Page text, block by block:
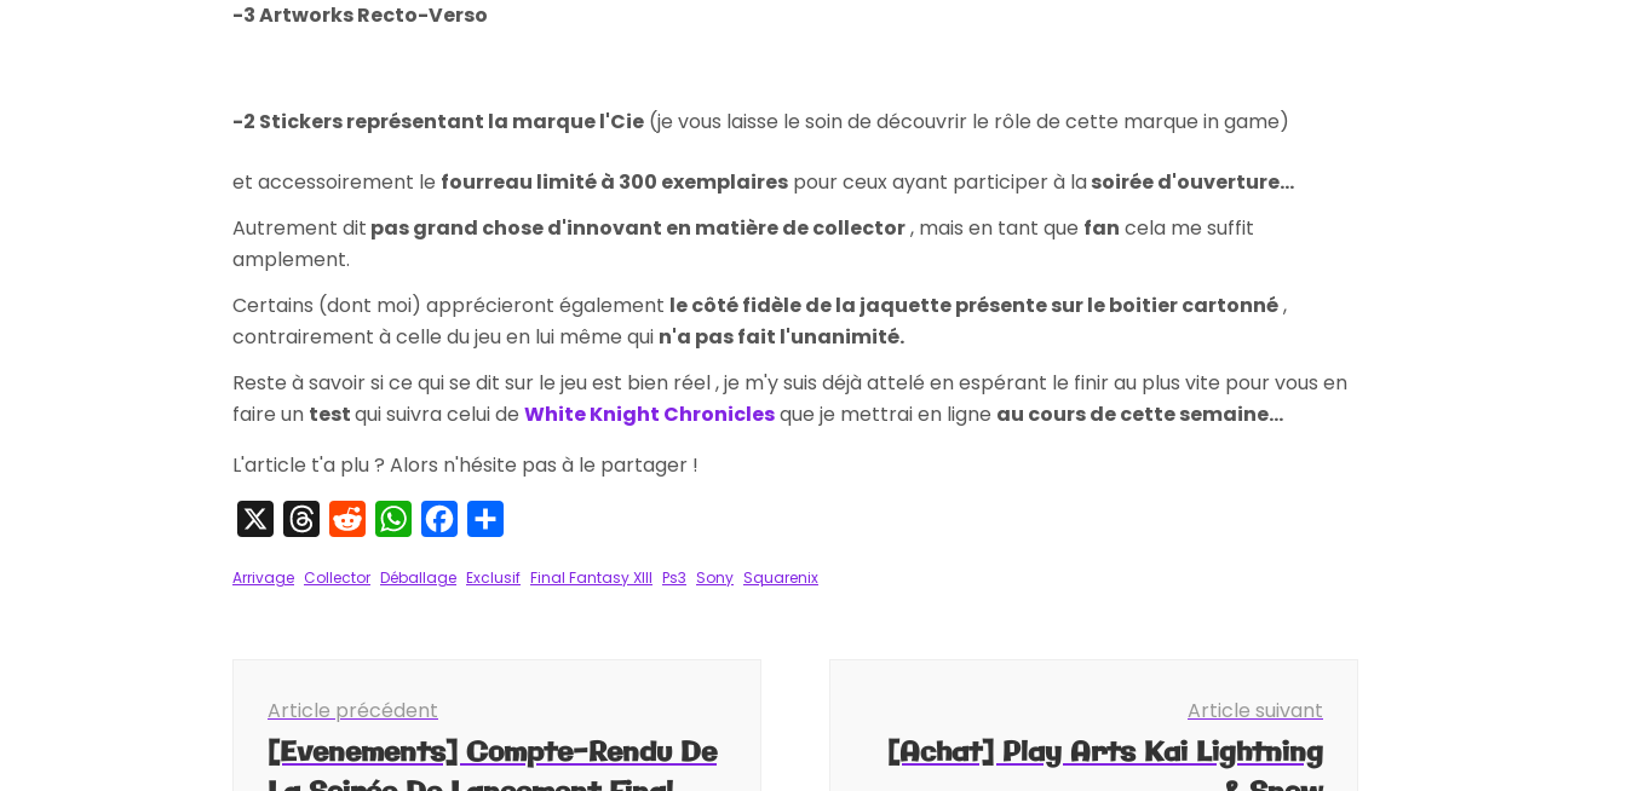
-3 Artworks Recto-Verso
-2 Stickers représentant la marque l'Cie (je vous laisse le soin de découvrir le rôle de cette marque in game)
et accessoirement le fourreau limité à 300 exemplaires pour ceux ayant participer à lasoirée d'ouverture...
Autrement dit pas grand chose d'innovant en matière de collector, mais en tant que fan cela me suffit
amplement.
Certains (dont moi) apprécieront également le côté fidèle de la jaquette présente sur le boitier cartonné,
contrairement à celle du jeu en lui même qui n'a pas fait l'unanimité.
Reste à savoir si ce qui se dit sur le jeu est bien réel , je m'y suis déjà attelé en espérant le finir au plus vite pour vous en
faire un testqui suivra celui de White Knight Chroniclesque je mettrai en ligne au cours de cette semaine...
L'article t'a plu ? Alors n'hésite pas à le partager !
ThreadsRedditWhatsAppFacebook
Arrivage Collector Déballage Exclusif Final Fantasy XIII Ps3 Sony Squarenix
d'article
Article précédent
[Evenements] Compte-Rendu De
Article suivant
[Achat] Play Arts Kai Lightning